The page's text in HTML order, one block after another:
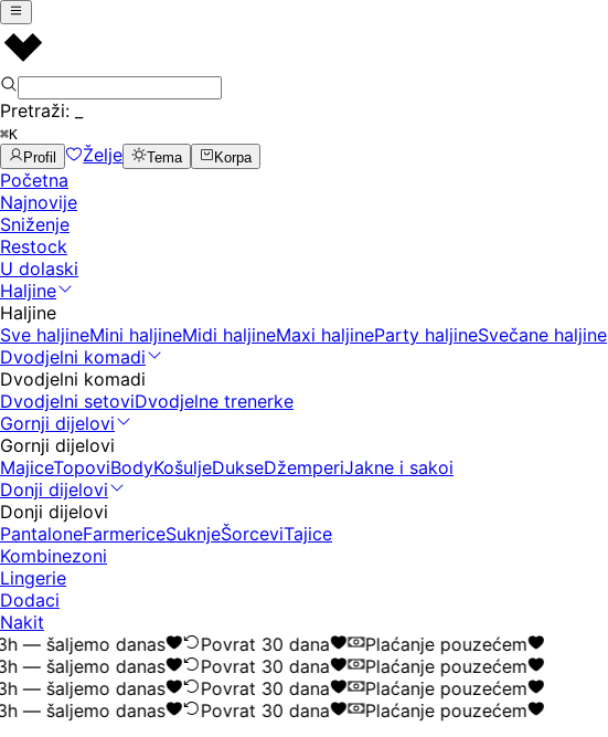
Pretraži:
⌘K
Profil
Želje Tema Korpa
Početna
Najnovije
Sniženje
Restock
U dolaski
Haljine
Haljine
Sve haljineMini haljineMidi haljineMaxi haljineParty haljineSvečane haljine
Dvodjelni komadi
Dvodjelni komadi
Dvodjelni setoviDvodjelne trenerke
Gornji dijelovi
Gornji dijelovi
MajiceTopoviBodyKošuljeDukseDžemperiJakne i sakoi
Donji dijelovi
Donji dijelovi
PantaloneFarmericeSuknjeŠorceviTajice
Kombinezoni
Lingerie
Dodaci
Nakit
šaljemo danas
Povrat 30 dana
Plaćanje pouzećem
šaljemo danas
Povrat 30 dana
Plaćanje pouzećem
šaljemo danas
Povrat 30 dana
Plaćanje pouzećem
šaljemo danas
Povrat 30 dana
Plaćanje pouzećem